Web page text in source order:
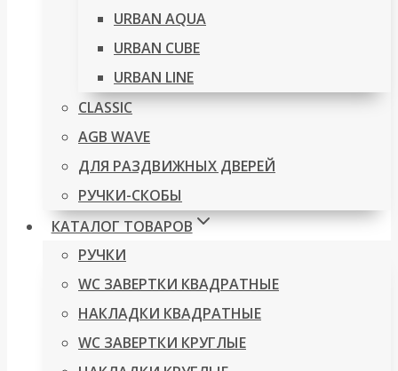
URBAN AQUA
URBAN CUBE
URBAN LINE
CLASSIC
AGB WAVE
ДЛЯ РАЗДВИЖНЫХ ДВЕРЕЙ
РУЧКИ-СКОБЫ
КАТАЛОГ ТОВАРОВ
РУЧКИ
WC ЗАВЕРТКИ КВАДРАТНЫЕ
НАКЛАДКИ КВАДРАТНЫЕ
WC ЗАВЕРТКИ КРУГЛЫЕ